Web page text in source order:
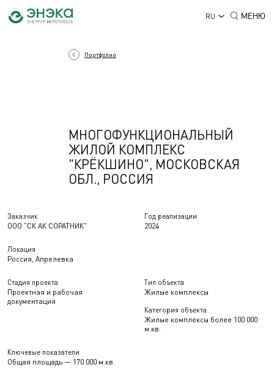
RU МЕНЮ
Заказчик
ООО "СК АК СОРАТНИК"
Год реализации
2024
Локация
Россия, Апрелевка
Стадия проекта
Проектная и рабочая
документация
Тип объекта
Жилые комплексы
Категория объекта
Жилые комплексы более 100 000
м.кв.
Ключевые показатели
Общая площадь — 170 000 м.кв.
Портфолио
МНОГОФУНКЦИОНАЛЬНЫЙ
ЖИЛОЙ КОМПЛЕКС
"КРЁКШИНО", МОСКОВСКАЯ
ОБЛ., РОССИЯ